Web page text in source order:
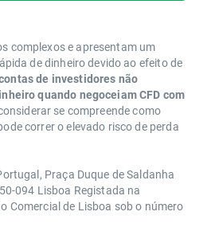
complexos e apresentam um
de dinheiro devido ao efeito de
de investidores não
quando negoceiam CFD com
se compreende como
correr o elevado risco de perda
Praça Duque de Saldanha
094 Lisboa Registada na
Comercial de Lisboa sob o número